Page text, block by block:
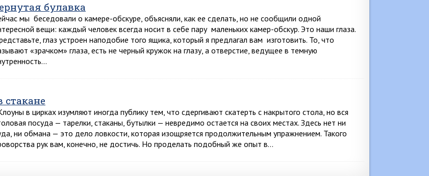
булавка
мы беседовали о камере-обскуре, объясняли, как ее сделать, но не сообщили одной
вещи: каждый человек всегда носит в себе пару маленьких камер-обскур. Это наши глаза.
глаз устроен наподобие того ящика, который я предлагал вам изготовить. То, что
«зрачком» глаза, есть не черный кружок на глазу, а отверстие, ведущее в темную
стакане
в цирках изумляют иногда публику тем, что сдергивают скатерть с накрытого стола, но вся
посуда — тарелки, стаканы, бутылки — невредимо остается на своих местах. Здесь нет ни
ни обмана — это дело ловкости, которая изощряется продолжительным упражнением. Такого
рук вам, конечно, не достичь. Но проделать подобный же опыт в…